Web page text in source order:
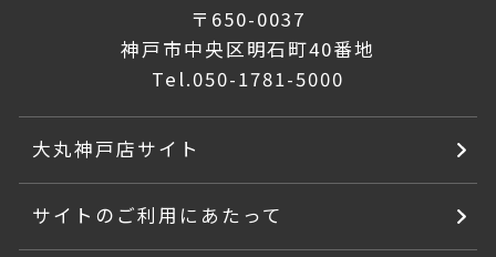
〒650-0037
神戸市中央区明石町40番地
Tel.050-1781-5000
大丸神戸店サイト
サイトのご利用にあたって